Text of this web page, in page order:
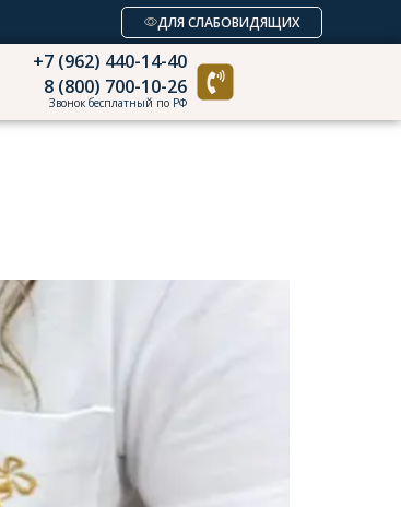
ДЛЯ СЛАБОВИДЯЩИХ
+7 (962) 440-14-40
8 (800) 700-10-26
Звонок бесплатный по РФ
Запись онлайн